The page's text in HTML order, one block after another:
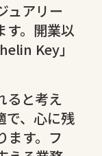
ュアリー
す。開業以
Key」
ると考え
で、心に残
ます。フ